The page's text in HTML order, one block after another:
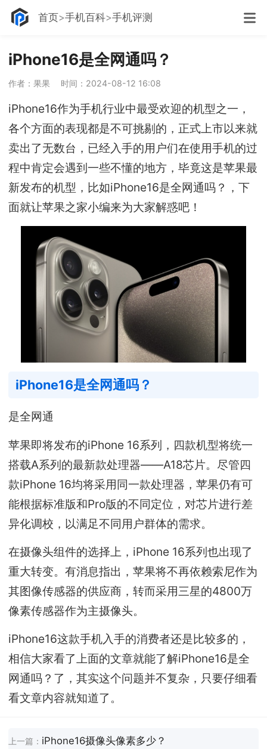
首页 手机百科 手机评测
iPhone16是全网通吗？
作者：果果 时间：2024-08-12 16:08
iPhone16作为手机行业中最受欢迎的机型之一，
各个方面的表现都是不可挑剔的，正式上市以来就
卖出了无数台，已经入手的用户们在使用手机的过
程中肯定会遇到一些不懂的地方，毕竟这是苹果最
新发布的机型，比如iPhone16是全网通吗？，下
面就让苹果之家小编来为大家解惑吧！
iPhone16是全网通吗？
是全网通
苹果即将发布的iPhone 16系列，四款机型将统一
搭载A系列的最新款处理器——A18芯片。尽管四
款iPhone 16均将采用同一款处理器，苹果仍有可
能根据标准版和Pro版的不同定位，对芯片进行差
异化调校，以满足不同用户群体的需求。
在摄像头组件的选择上，iPhone 16系列也出现了
重大转变。有消息指出，苹果将不再依赖索尼作为
其图像传感器的供应商，转而采用三星的4800万
像素传感器作为主摄像头。
iPhone16这款手机入手的消费者还是比较多的，
相信大家看了上面的文章就能了解iPhone16是全
网通吗？了，其实这个问题并不复杂，只要仔细看
看文章内容就知道了。
上一篇： iPhone16摄像头像素多少？